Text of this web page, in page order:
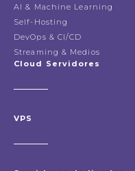
AI & Machine Learning
Self-Hosting
DevOps & CI/CD
Streaming & Medios
Cloud Servidores
VPS